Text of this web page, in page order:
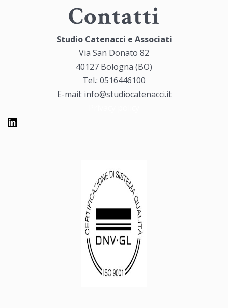
Contatti
Studio Catenacci e Associati
Via San Donato 82
40127 Bologna (BO)
Tel.: 0516446100
E-mail: info@studiocatenacci.it